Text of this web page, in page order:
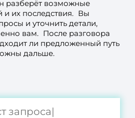
разберёт возможные
и их последствия. Вы
и уточнить детали,
вам. После разговора
ли предложенный путь
дальше.